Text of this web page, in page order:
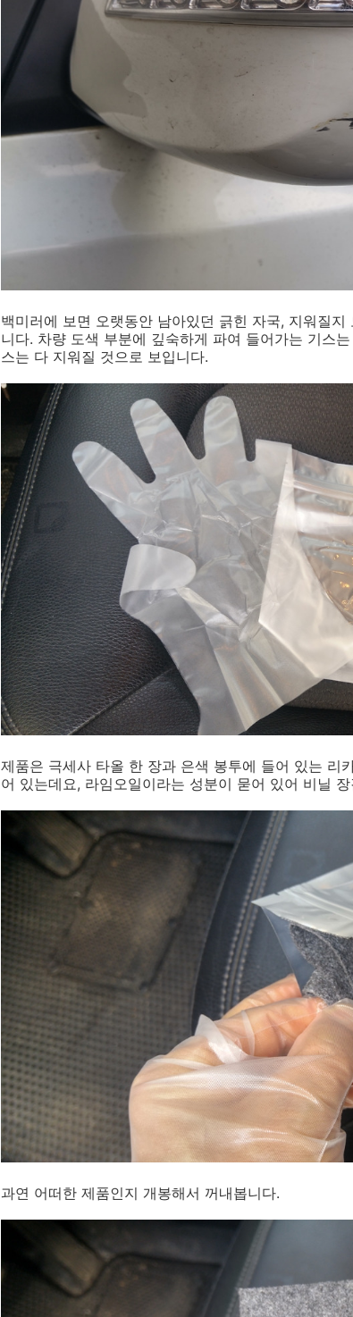
백미러에 보면 오랫동안 남아있던 긁힌 자국, 지워질
니다. 차량 도색 부분에 깊숙하게 파여 들어가는 기스
스는 다 지워질 것으로 보입니다.
제품은 극세사 타올 한 장과 은색 봉투에 들어 있는 리
어 있는데요, 라임오일이라는 성분이 묻어 있어 비닐
과연 어떠한 제품인지 개봉해서 꺼내봅니다.